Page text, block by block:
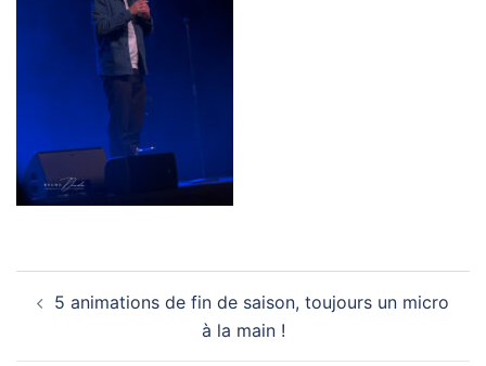
d’article
5 animations de fin de saison, toujours un micro
à la main !